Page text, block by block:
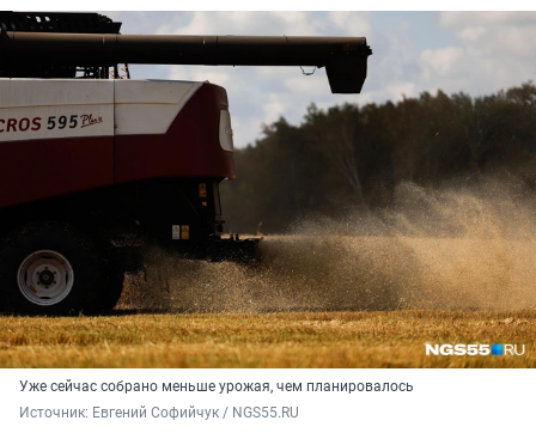
Уже сейчас собрано меньше урожая, чем планировалось
Источник: Евгений Софийчук / NGS55.RU